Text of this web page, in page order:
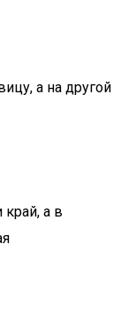
а на другой
край, а в